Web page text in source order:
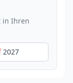
in Ihren
2027